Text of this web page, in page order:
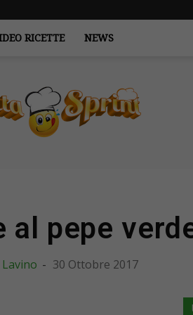
RICETTE NEWS
al pepe
- 30 Ottobre 2017